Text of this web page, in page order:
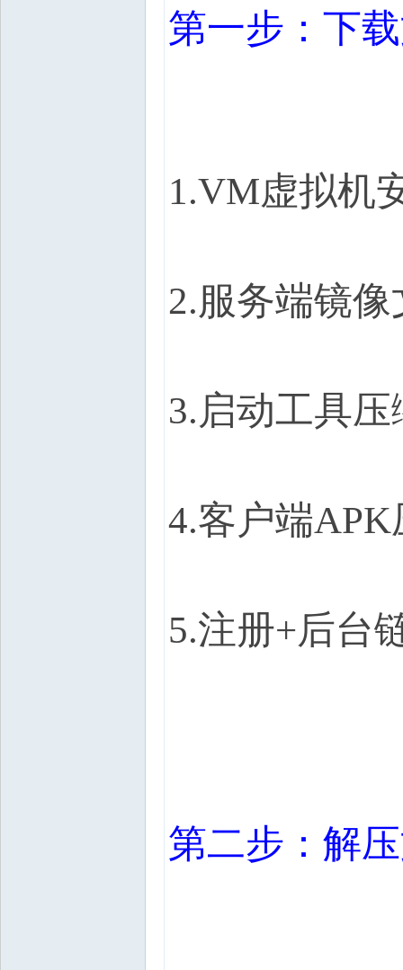
第一步：下
1.VM虚拟机
2.服务端镜
3.启动工具压
4.客户端APK
5.注册+后台
第二步：解